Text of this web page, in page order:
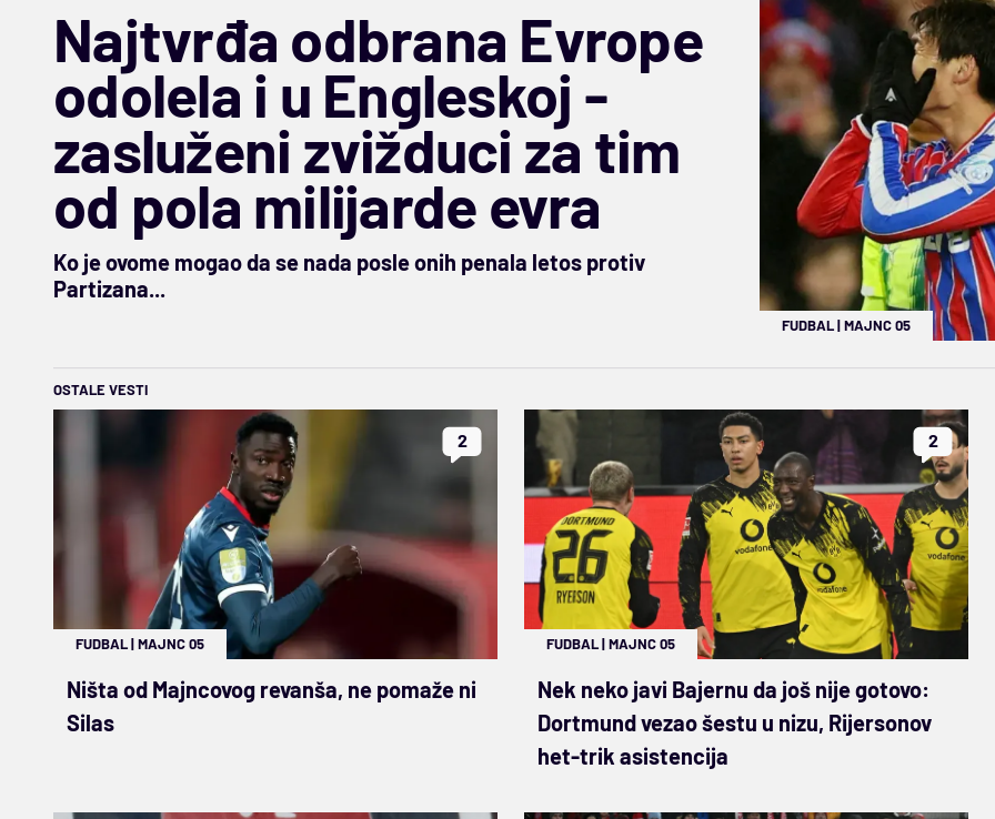
FUDBAL|MAJNC 05
Najtvrđa odbrana Evrope
odolela i u Engleskoj -
zasluženi zvižduci za tim
od pola milijarde evra
Ko je ovome mogao da se nada posle onih penala letos protiv
Partizana...
OSTALE VESTI
2
FUDBAL|MAJNC 05
Ništa od Majncovog revanša, ne pomaže ni
Silas
2
FUDBAL|MAJNC 05
Nek neko javi Bajernu da još nije gotovo:
Dortmund vezao šestu u nizu, Rijersonov
het-trik asistencija